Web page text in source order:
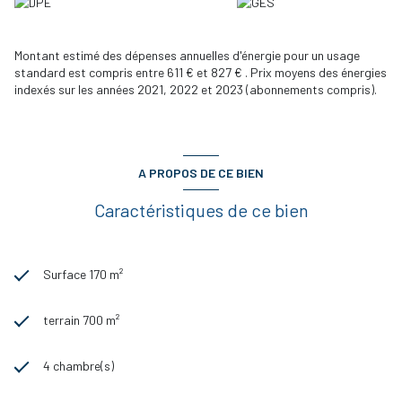
Montant estimé des dépenses annuelles d'énergie pour un usage
standard est compris entre 611 € et 827 € . Prix moyens des énergies
indexés sur les années 2021, 2022 et 2023 (abonnements compris).
A PROPOS DE CE BIEN
Caractéristiques de ce bien
Surface 170 m²
terrain 700 m²
4 chambre(s)